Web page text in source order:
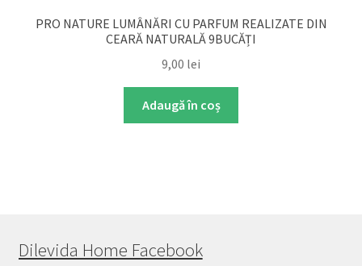
PRO NATURE LUMÂNĂRI CU PARFUM REALIZATE DIN
CEARĂ NATURALĂ 9BUCĂȚI
9,00 lei
Adaugă în coș
Dilevida Home Facebook